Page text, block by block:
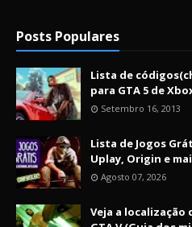
Posts Populares
Lista de
para GTA 5 de
Setembro 16, 2013
Lista de Jogos
Uplay, Origin e
Agosto 07, 2026
Veja a localização